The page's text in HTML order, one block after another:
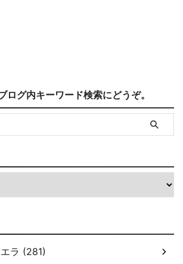
ログ内キーワード検索にどうぞ。
ラ (281)